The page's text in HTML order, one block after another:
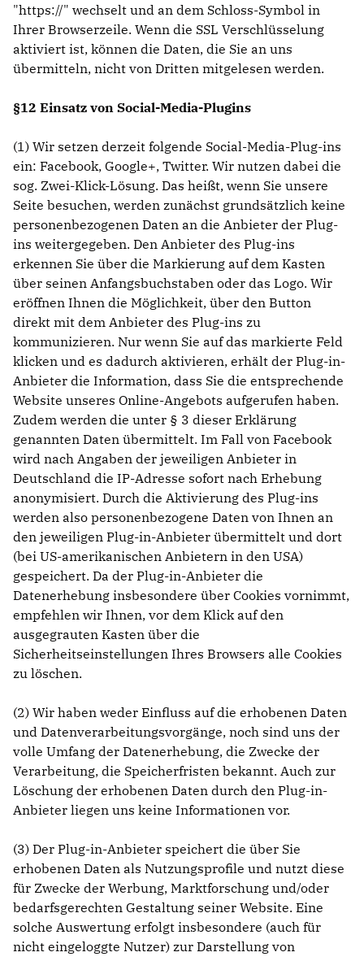
"https://" wechselt und an dem Schloss-Symbol in
Ihrer Browserzeile. Wenn die SSL Verschlüsselung
aktiviert ist, können die Daten, die Sie an uns
übermitteln, nicht von Dritten mitgelesen werden.
§12 Einsatz von Social-Media-Plugins
(1) Wir setzen derzeit folgende Social-Media-Plug-ins
ein: Facebook, Google+, Twitter. Wir nutzen dabei die
sog. Zwei-Klick-Lösung. Das heißt, wenn Sie unsere
Seite besuchen, werden zunächst grundsätzlich keine
personenbezogenen Daten an die Anbieter der Plug-
ins weitergegeben. Den Anbieter des Plug-ins
erkennen Sie über die Markierung auf dem Kasten
über seinen Anfangsbuchstaben oder das Logo. Wir
eröffnen Ihnen die Möglichkeit, über den Button
direkt mit dem Anbieter des Plug-ins zu
kommunizieren. Nur wenn Sie auf das markierte Feld
klicken und es dadurch aktivieren, erhält der Plug-in-
Anbieter die Information, dass Sie die entsprechende
Website unseres Online-Angebots aufgerufen haben.
Zudem werden die unter § 3 dieser Erklärung
genannten Daten übermittelt. Im Fall von Facebook
wird nach Angaben der jeweiligen Anbieter in
Deutschland die IP-Adresse sofort nach Erhebung
anonymisiert. Durch die Aktivierung des Plug-ins
werden also personenbezogene Daten von Ihnen an
den jeweiligen Plug-in-Anbieter übermittelt und dort
(bei US-amerikanischen Anbietern in den USA)
gespeichert. Da der Plug-in-Anbieter die
Datenerhebung insbesondere über Cookies vornimmt,
empfehlen wir Ihnen, vor dem Klick auf den
ausgegrauten Kasten über die
Sicherheitseinstellungen Ihres Browsers alle Cookies
zu löschen.
(2) Wir haben weder Einfluss auf die erhobenen Daten
und Datenverarbeitungsvorgänge, noch sind uns der
volle Umfang der Datenerhebung, die Zwecke der
Verarbeitung, die Speicherfristen bekannt. Auch zur
Löschung der erhobenen Daten durch den Plug-in-
Anbieter liegen uns keine Informationen vor.
(3) Der Plug-in-Anbieter speichert die über Sie
erhobenen Daten als Nutzungsprofile und nutzt diese
für Zwecke der Werbung, Marktforschung und/oder
bedarfsgerechten Gestaltung seiner Website. Eine
solche Auswertung erfolgt insbesondere (auch für
nicht eingeloggte Nutzer) zur Darstellung von